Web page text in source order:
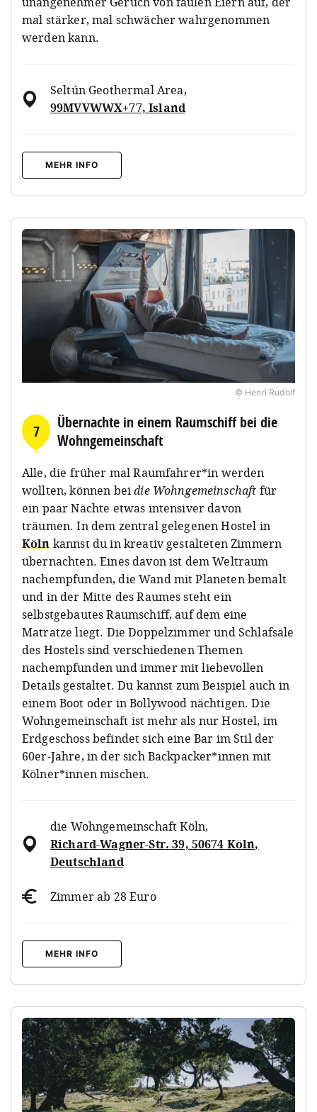
mal stärker, mal schwächer wahrgenommen
werden kann.
Seltún Geothermal Area,
99MVVWWX+77, Island
MEHR INFO
© Henri Rudolf
7
Übernachte in einem Raumschiff bei die
Wohngemeinschaft
Alle, die früher mal Raumfahrer*in werden
wollten, können beidie Wohngemeinschaft für
ein paar Nächte etwas intensiver davon
träumen. In dem zentral gelegenen Hostel in
Köln kannst du in kreativ gestalteten Zimmern
übernachten. Eines davon ist dem Weltraum
nachempfunden, die Wand mit Planeten bemalt
und in der Mitte des Raumes steht ein
selbstgebautes Raumschiff, auf dem eine
Matratze liegt. Die Doppelzimmer und Schlafsäle
des Hostels sind verschiedenen Themen
nachempfunden und immer mit liebevollen
Details gestaltet. Du kannst zum Beispiel auch in
einem Boot oder in Bollywood nächtigen. Die
Wohngemeinschaft ist mehr als nur Hostel, im
Erdgeschoss befindet sich eine Bar im Stil der
60er-Jahre, in der sich Backpacker*innen mit
Kölner*innen mischen.
die Wohngemeinschaft Köln,
Richard-Wagner-Str. 39, 50674 Köln,
Deutschland
Zimmer ab 28 Euro
MEHR INFO